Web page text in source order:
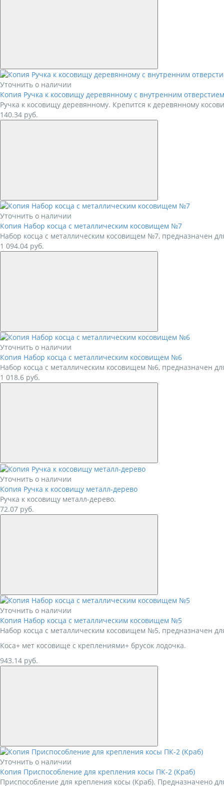
Уточнить о наличии
Копия Ручка к косовищу деревянному с внутренним
Ручка к косовищу деревянному. Крепится к деревянному
140.34 руб.
Уточнить о наличии
Копия Набор косца с металлическим косовищем №7
Набор косца с металлическим косовищем №7, предназначен
1 094.04 руб.
Уточнить о наличии
Копия Набор косца с металлическим косовищем №6
Набор косца с металлическим косовищем №6, предназначен
1 018.6 руб.
Уточнить о наличии
Копия Ручка к косовищу металл-дерево
Ручка к косовищу металл-дерево.
72.07 руб.
Уточнить о наличии
Копия Набор косца с металлическим косовищем №5
Набор косца с металлическим косовищем №5, предназначен
Коса+ мет косовище с креплениями+ брусок лодочка.
943.14 руб.
Уточнить о наличии
Копия Приспособление для крепления косы ПК-2 (Краб)
Приспособление для крепления косы (Краб). Предназначено